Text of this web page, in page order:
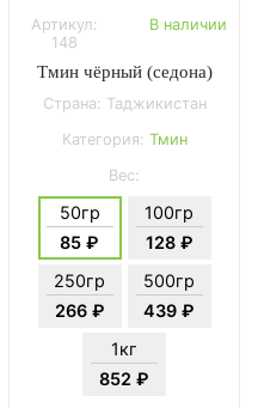
Артикул:
148
В наличии
Тмин чёрный (седона)
Страна: Таджикистан
Категория: Тмин
Вес:
50гр
85 ₽
100гр
128 ₽
250гр
266 ₽
500гр
439 ₽
1кг
852 ₽